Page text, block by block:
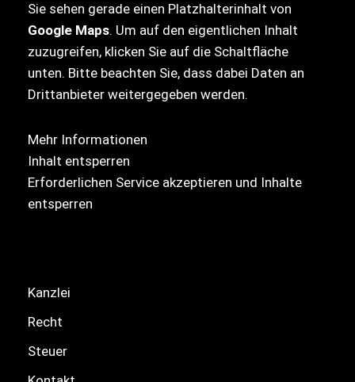
Sie sehen gerade einen Platzhalterinhalt von
Google Maps. Um auf den eigentlichen Inhalt
zuzugreifen, klicken Sie auf die Schaltfläche
unten. Bitte beachten Sie, dass dabei Daten an
Drittanbieter weitergegeben werden.
Mehr Informationen
Inhalt entsperren
Erforderlichen Service akzeptieren und Inhalte
entsperren
Kanzlei
Recht
Steuer